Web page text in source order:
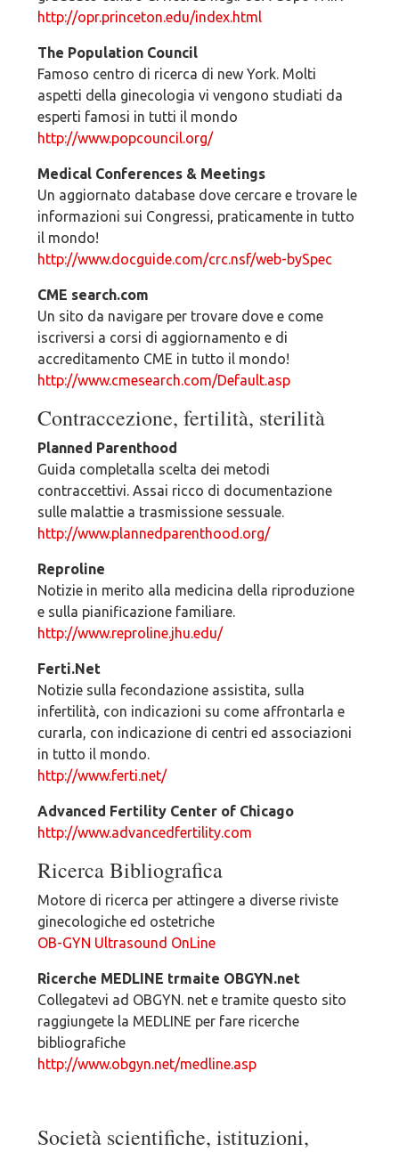
http://opr.princeton.edu/index.html
The Population Council
Famoso centro di ricerca di new York. Molti
aspetti della ginecologia vi vengono studiati da
esperti famosi in tutti il mondo
http://www.popcouncil.org/
Medical Conferences & Meetings
Un aggiornato database dove cercare e trovare le
informazioni sui Congressi, praticamente in tutto
il mondo!
http://www.docguide.com/crc.nsf/web-bySpec
CME search.com
Un sito da navigare per trovare dove e come
iscriversi a corsi di aggiornamento e di
accreditamento CME in tutto il mondo!
http://www.cmesearch.com/Default.asp
Contraccezione, fertilità, sterilità
Planned Parenthood
Guida completalla scelta dei metodi
contraccettivi. Assai ricco di documentazione
sulle malattie a trasmissione sessuale.
http://www.plannedparenthood.org/
Reproline
Notizie in merito alla medicina della riproduzione
e sulla pianificazione familiare.
http://www.reproline.jhu.edu/
Ferti.Net
Notizie sulla fecondazione assistita, sulla
infertilità, con indicazioni su come affrontarla e
curarla, con indicazione di centri ed associazioni
in tutto il mondo.
http://www.ferti.net/
Advanced Fertility Center of Chicago
http://www.advancedfertility.com
Ricerca Bibliografica
Motore di ricerca per attingere a diverse riviste
ginecologiche ed ostetriche
OB-GYN Ultrasound OnLine
Ricerche MEDLINE trmaite OBGYN.net
Collegatevi ad OBGYN. net e tramite questo sito
raggiungete la MEDLINE per fare ricerche
bibliografiche
http://www.obgyn.net/medline.asp
Società scientifiche, istituzioni,